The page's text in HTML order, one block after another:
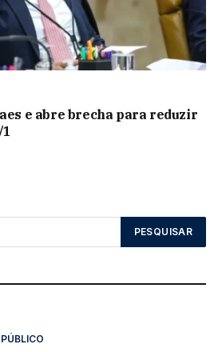
e abre brecha para reduzir